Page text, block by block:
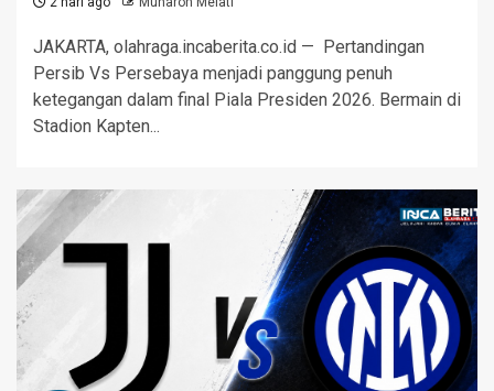
JAKARTA, olahraga.incaberita.co.id — Pertandingan
Persib Vs Persebaya menjadi panggung penuh
ketegangan dalam final Piala Presiden 2026. Bermain di
Stadion Kapten...